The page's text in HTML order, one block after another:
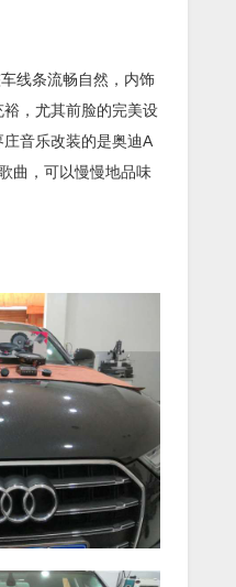
线条流畅自然，内饰
，尤其前脸的完美设
音乐改装的是奥迪A
曲，可以慢慢地品味